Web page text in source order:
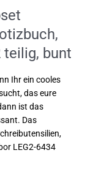
teilig, bunt
Ihr ein cooles
das eure
ist das
Das
LEG2-6434